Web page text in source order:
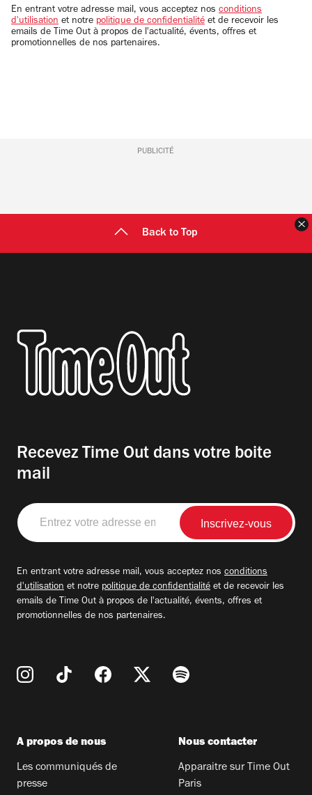
email
En entrant votre adresse mail, vous acceptez nos conditions
d'utilisation et notre politique de confidentialité et de recevoir les
emails de Time Out à propos de l'actualité, évents, offres et
promotionnelles de nos partenaires.
PUBLICITÉ
Back to Top
Recevez Time Out dans votre boite
mail
Entrez
votre
adresse
En entrant votre adresse mail, vous acceptez nos conditions
d'utilisation et notre politique de confidentialité et de recevoir les
emails de Time Out à propos de l'actualité, évents, offres et
promotionnelles de nos partenaires.
A propos de nous
Les communiqués de
presse
Nous contacter
Apparaitre sur Time Out
Paris